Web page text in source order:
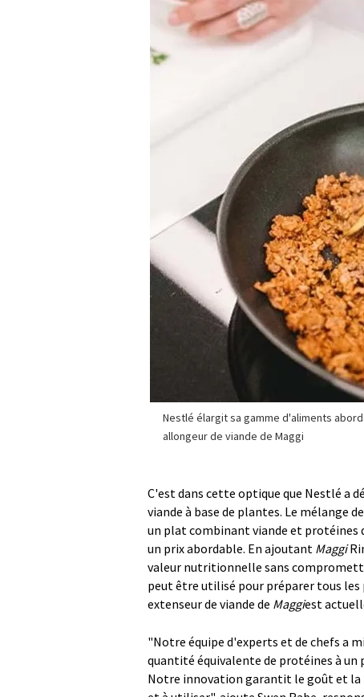
Nestlé élargit sa gamme d'aliments
allongeur de viande de Maggi
C'est dans cette optique que Nestlé a
viande à base de plantes. Le mélange
un plat combinant viande et
un prix abordable. En ajoutant Maggi
valeur nutritionnelle sans
peut être utilisé pour préparer tous les
extenseur de viande de Maggiest
"Notre équipe d'experts et de chefs a
quantité équivalente de protéines à un
Notre innovation garantit le goût et la